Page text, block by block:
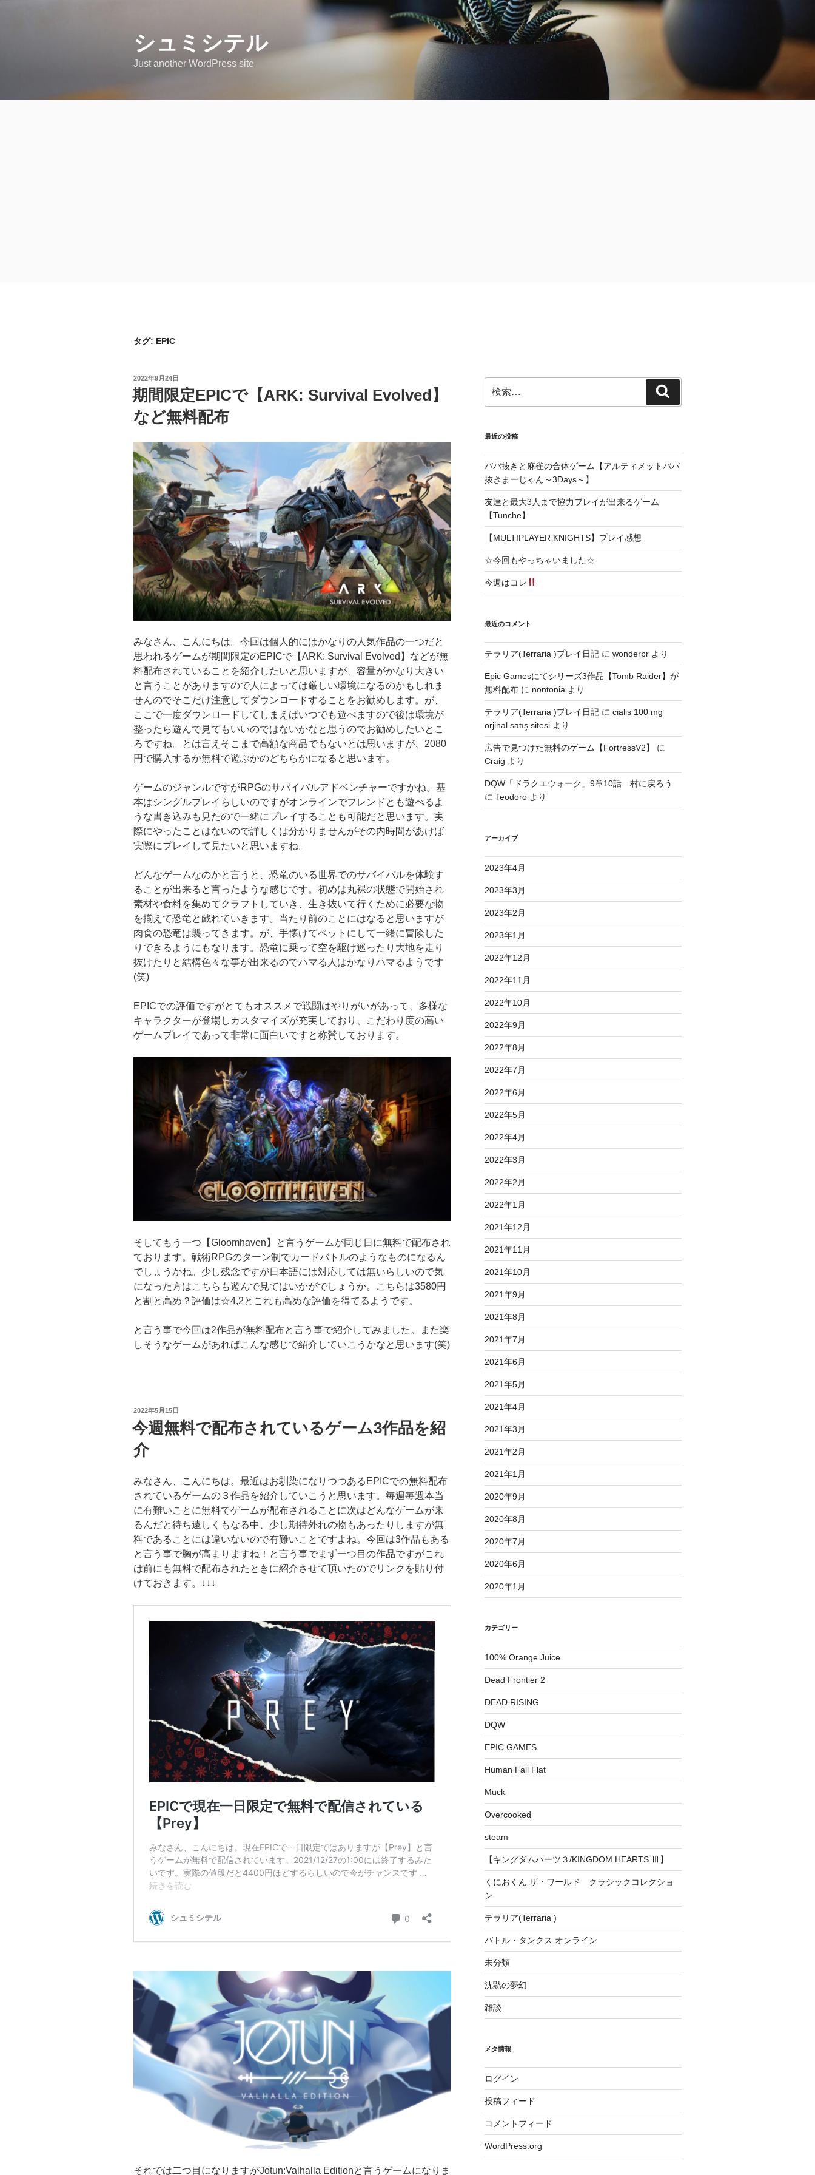
シュミシテル
Just another WordPress site
タグ: EPIC
投
稿
日:
2022年9月24日
期間限定EPICで【ARK: Survival Evolved】
など無料配布
みなさん、こんにちは。今回は個人的にはかなりの人気作品の一つだと
思われるゲームが期間限定のEPICで【ARK: Survival Evolved】などが無
料配布されていることを紹介したいと思いますが、容量がかなり大きい
と言うことがありますので人によっては厳しい環境になるのかもしれま
せんのでそこだけ注意してダウンロードすることをお勧めします。が、
ここで一度ダウンロードしてしまえばいつでも遊べますので後は環境が
整ったら遊んで見てもいいのではないかなと思うのでお勧めしたいとこ
ろですね。とは言えそこまで高額な商品でもないとは思いますが、2080
円で購入するか無料で遊ぶかのどちらかになると思います。
ゲームのジャンルですがRPGのサバイバルアドベンチャーですかね。基
本はシングルプレイらしいのですがオンラインでフレンドとも遊べるよ
うな書き込みも見たので一緒にプレイすることも可能だと思います。実
際にやったことはないので詳しくは分かりませんがその内時間があけば
実際にプレイして見たいと思いますね。
どんなゲームなのかと言うと、恐竜のいる世界でのサバイバルを体験す
ることが出来ると言ったような感じです。初めは丸裸の状態で開始され
素材や食料を集めてクラフトしていき、生き抜いて行くために必要な物
を揃えて恐竜と戯れていきます。当たり前のことにはなると思いますが
肉食の恐竜は襲ってきます。が、手懐けてペットにして一緒に冒険した
りできるようにもなります。恐竜に乗って空を駆け巡ったり大地を走り
抜けたりと結構色々な事が出来るのでハマる人はかなりハマるようです
(笑)
EPICでの評価ですがとてもオススメで戦闘はやりがいがあって、多様な
キャラクターが登場しカスタマイズが充実しており、こだわり度の高い
ゲームプレイであって非常に面白いですと称賛しております。
そしてもう一つ【Gloomhaven】と言うゲームが同じ日に無料で配布され
ております。戦術RPGのターン制でカードバトルのようなものになるん
でしょうかね。少し残念ですが日本語には対応しては無いらしいので気
になった方はこちらも遊んで見てはいかがでしょうか。こちらは3580円
と割と高め？評価は☆4,2とこれも高めな評価を得てるようです。
と言う事で今回は2作品が無料配布と言う事で紹介してみました。また楽
しそうなゲームがあればこんな感じで紹介していこうかなと思います(笑)
投
稿
日:
2022年5月15日
今週無料で配布されているゲーム3作品を紹
介
みなさん、こんにちは。最近はお馴染になりつつあるEPICでの無料配布
されているゲームの３作品を紹介していこうと思います。毎週毎週本当
に有難いことに無料でゲームが配布されることに次はどんなゲームが来
るんだと待ち遠しくもなる中、少し期待外れの物もあったりしますが無
料であることには違いないので有難いことですよね。今回は3作品もある
と言う事で胸が高まりますね！と言う事でまず一つ目の作品ですがこれ
は前にも無料で配布されたときに紹介させて頂いたのでリンクを貼り付
けておきます。↓↓↓
それでは二つ目になりますがJotun:Valhalla Editionと言うゲームになりま
索:
索
最近の投稿
ババ抜きと麻雀の合体ゲーム【アルティメットババ
抜きまーじゃん～3Days～】
友達と最大3人まで協力プレイが出来るゲーム
【Tunche】
【MULTIPLAYER KNIGHTS】プレイ感想
☆今回もやっちゃいました☆
今週はコレ
最近のコメント
テラリア(Terraria )プレイ日記に wonderprより
Epic Gamesにてシリーズ3作品【Tomb Raider】が
無料配布に nontonia より
テラリア(Terraria )プレイ日記に cialis 100 mg
orjinal satış sitesiより
広告で見つけた無料のゲーム【FortressV2】
に
Craig より
DQW「ドラクエウォーク」9章10話 村に戻ろう
に Teodoroより
アーカイブ
2023年4月
2023年3月
2023年2月
2023年1月
2022年12月
2022年11月
2022年10月
2022年9月
2022年8月
2022年7月
2022年6月
2022年5月
2022年4月
2022年3月
2022年2月
2022年1月
2021年12月
2021年11月
2021年10月
2021年9月
2021年8月
2021年7月
2021年6月
2021年5月
2021年4月
2021年3月
2021年2月
2021年1月
2020年9月
2020年8月
2020年7月
2020年6月
2020年1月
カテゴリー
100% Orange Juice
Dead Frontier 2
DEAD RISING
DQW
EPIC GAMES
Human Fall Flat
Muck
Overcooked
steam
【キングダムハーツ３/KINGDOM HEARTS Ⅲ】
くにおくん ザ・ワールド クラシックコレクショ
ン
テラリア(Terraria )
バトル・タンクス オンライン
未分類
沈黙の夢幻
雑談
メタ情報
ログイン
投稿フィード
コメントフィード
WordPress.org